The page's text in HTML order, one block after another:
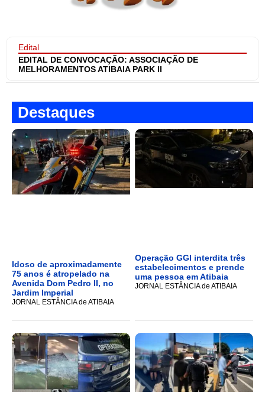
Edital
EDITAL DE CONVOCAÇÃO: ASSOCIAÇÃO DE
MELHORAMENTOS ATIBAIA PARK II
Destaques
Idoso de aproximadamente
75 anos é atropelado na
Avenida Dom Pedro II, no
Jardim Imperial
JORNAL ESTÂNCIA de ATIBAIA
Operação GGI interdita três
estabelecimentos e prende
uma pessoa em Atibaia
JORNAL ESTÂNCIA de ATIBAIA